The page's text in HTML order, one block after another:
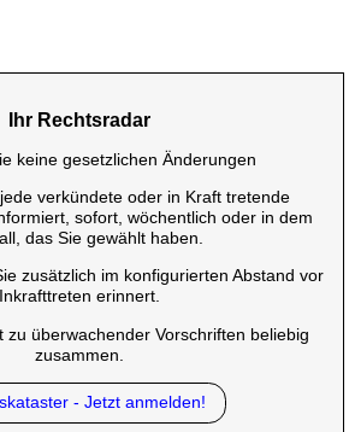
Ihr Rechtsradar
keine gesetzlichen Änderungen
verkündete oder in Kraft tretende
sofort, wöchentlich oder in dem
das Sie gewählt haben.
zusätzlich im konfigurierten Abstand vor
Inkrafttreten erinnert.
zu überwachender Vorschriften beliebig
zusammen.
- Jetzt anmelden!